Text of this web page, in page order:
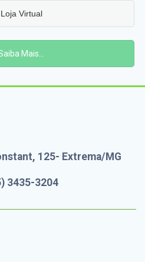
Loja Virtual
Mais...
125- Extrema/MG
3435-3204